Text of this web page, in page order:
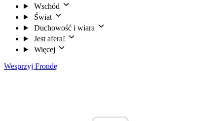
Wschód
Świat
Duchowość i wiara
Jest afera!
Więcej
Wesprzyj Frondę